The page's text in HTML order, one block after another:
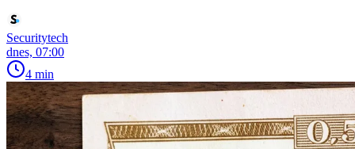
Securitytech
dnes, 07:00
4 min